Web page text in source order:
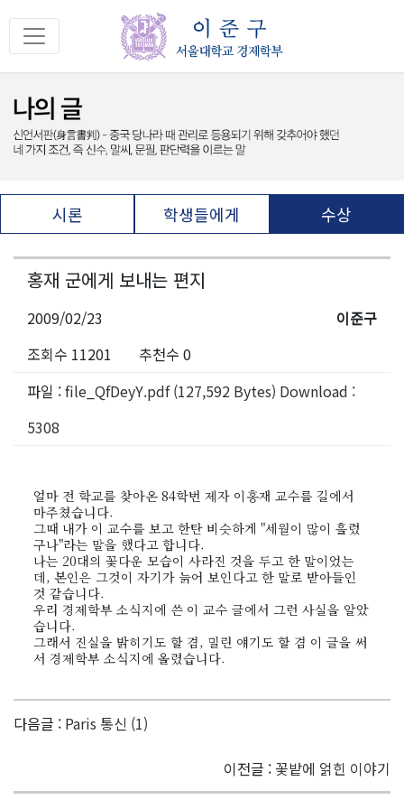
시론 학생들에게 수상
홍재 군에게 보내는 편지
2009/02/23
이준구
조회수 11201
추천수 0
파일 :file_QfDeyY.pdf (127,592 Bytes) Download :
5308
얼마 전 학교를 찾아온 84학번 제자 이홍재 교수를 길에서
마주쳤습니다.
그때 내가 이 교수를 보고 한탄 비슷하게 "세월이 많이 흘렀
구나"라는 말을 했다고 합니다.
나는 20대의 꽃다운 모습이 사라진 것을 두고 한 말이었는
데, 본인은 그것이 자기가 늙어 보인다고 한 말로 받아들인
것 같습니다.
우리 경제학부 소식지에 쓴 이 교수 글에서 그런 사실을 알았
습니다.
그래서 진실을 밝히기도 할 겸, 밀린 얘기도 할 겸 이 글을 써
서 경제학부 소식지에 올렸습니다.
다음글 : Paris 통신 (1)
이전글 :꽃밭에 얽힌 이야기